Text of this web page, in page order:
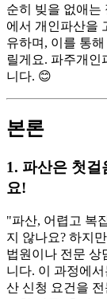
순히 빚을 없애는
에서 개인파산을
유하며, 이를 통
릴게요. 파주개인
니다. 😊
본론
1. 파산은 첫걸
요!
"파산, 어렵고 복
지 않나요? 하지
법원이나 전문 상
니다. 이 과정에
산 신청 요건을